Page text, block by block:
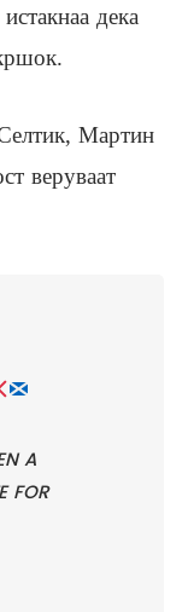
дека
Мартин
веруваат
A
FOR